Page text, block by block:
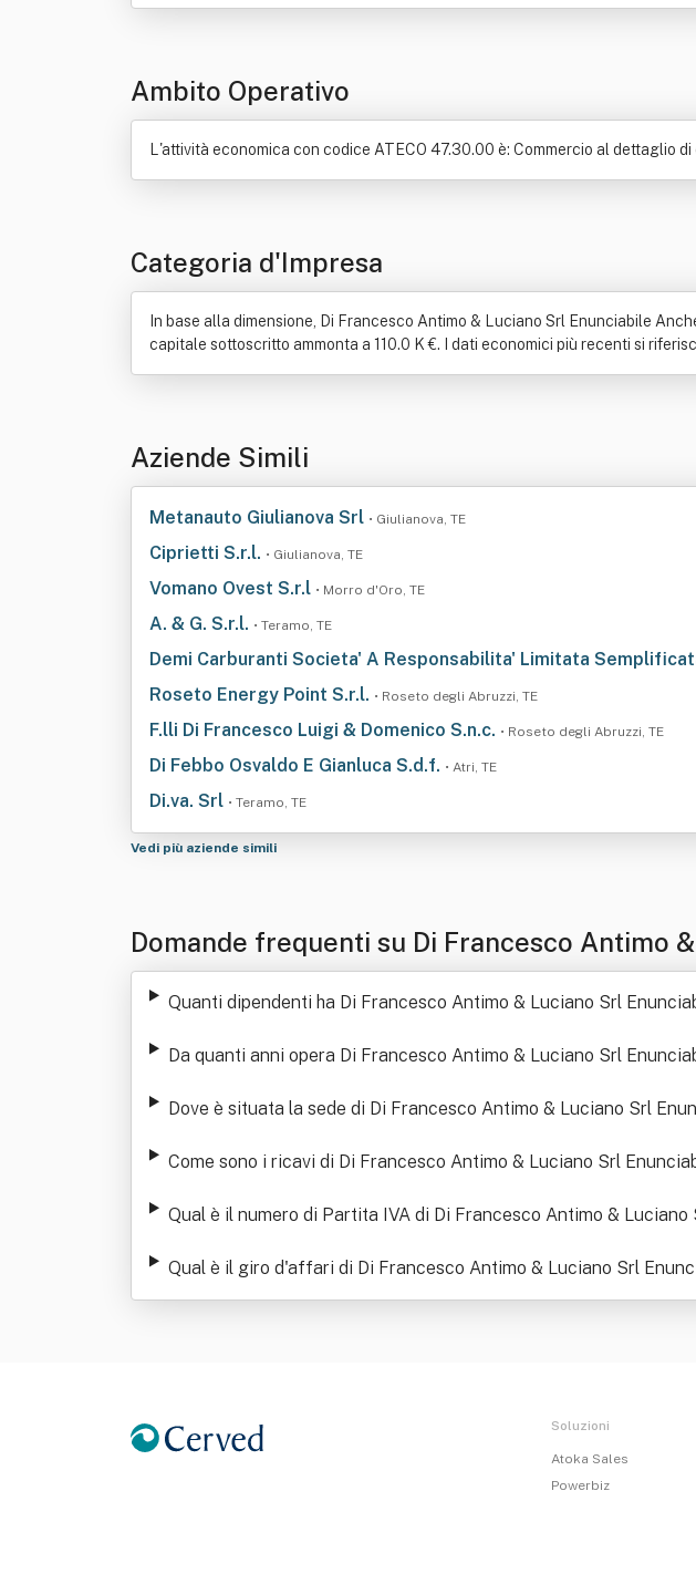
Ambito Operativo
L'attività economica con codice ATECO 47.30.00 è: Commercio al dettaglio
Categoria d'Impresa
In base alla dimensione, Di Francesco Antimo & Luciano Srl Enunciabile
capitale sottoscritto ammonta a 110.0 K €. I dati economici più recenti si
Aziende Simili
Metanauto Giulianova Srl • Giulianova, TE
Ciprietti S.r.l. • Giulianova, TE
Vomano Ovest S.r.l • Morro d'Oro, TE
A. & G. S.r.l. • Teramo, TE
Demi Carburanti Societa' A Responsabilita' Limitata
Roseto Energy Point S.r.l. • Roseto degli Abruzzi, TE
F.lli Di Francesco Luigi & Domenico S.n.c. • Roseto degli Abruzzi, TE
Di Febbo Osvaldo E Gianluca S.d.f. • Atri, TE
Di.va. Srl • Teramo, TE
Vedi più aziende simili
Domande frequenti su Di Francesco Antimo
o & Luciano Srl"
Quanti dipendenti ha Di Francesco Antimo & Luciano Srl
Da quanti anni opera Di Francesco Antimo & Luciano Srl
Dove è situata la sede di Di Francesco Antimo & Luciano Srl
Come sono i ricavi di Di Francesco Antimo & Luciano Srl
Qual è il numero di Partita IVA di Di Francesco Antimo &
Qual è il giro d'affari di Di Francesco Antimo & Luciano Srl
Soluzioni
Atoka Sales
Powerbiz